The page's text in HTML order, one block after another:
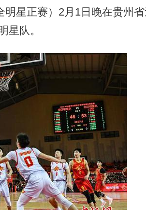
明星正赛）2月1日晚在贵州省
星队。